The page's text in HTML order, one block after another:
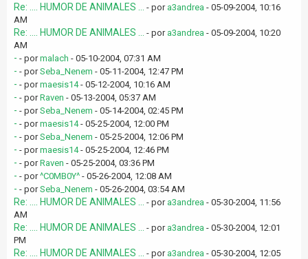
Re: .... HUMOR DE ANIMALES ... - por a3andrea - 05-09-2004, 10:16
AM
Re: .... HUMOR DE ANIMALES ... - por a3andrea - 05-09-2004, 10:20
AM
- - pormalach - 05-10-2004, 07:31 AM
- - porSeba_Nenem - 05-11-2004, 12:47 PM
- - pormaesis14- 05-12-2004, 10:16 AM
- - porRaven - 05-13-2004, 05:37 AM
- - porSeba_Nenem - 05-14-2004, 02:45 PM
- - pormaesis14- 05-25-2004, 12:00 PM
- - porSeba_Nenem - 05-25-2004, 12:06 PM
- - pormaesis14- 05-25-2004, 12:46 PM
- - porRaven - 05-25-2004, 03:36 PM
- - por^C0MB0Y^ - 05-26-2004, 12:08 AM
- - porSeba_Nenem - 05-26-2004, 03:54 AM
Re: .... HUMOR DE ANIMALES ... - por a3andrea - 05-30-2004, 11:56
AM
Re: .... HUMOR DE ANIMALES ... - por a3andrea - 05-30-2004, 12:01
PM
Re: .... HUMOR DE ANIMALES ... - por a3andrea - 05-30-2004, 12:05